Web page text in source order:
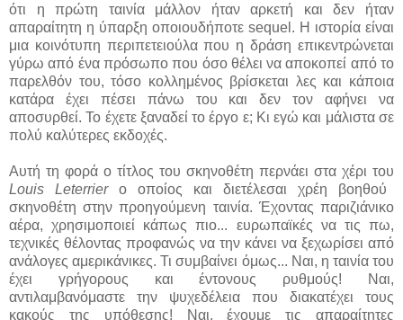
ότι η πρώτη ταινία μάλλον ήταν αρκετή και δεν ήταν
απαραίτητη η ύπαρξη οποιουδήποτε sequel. Η ιστορία είναι
μια κοινότυπη περιπετειούλα που η δράση επικεντρώνεται
γύρω από ένα πρόσωπο που όσο θέλει να αποκοπεί από το
παρελθόν του, τόσο κολλημένος βρίσκεται λες και κάποια
κατάρα έχει πέσει πάνω του και δεν τον αφήνει να
αποσυρθεί. Το έχετε ξαναδεί το έργο ε; Κι εγώ και μάλιστα σε
πολύ καλύτερες εκδοχές.
Αυτή τη φορά ο τίτλος του σκηνοθέτη περνάει στα χέρι του
Louis Leterrierο οποίος και διετέλεσαι χρέη βοηθού
σκηνοθέτη στην προηγούμενη ταινία. Έχοντας παριζιάνικο
αέρα, χρησιμοποιεί κάπως πιο... ευρωπαϊκές να τις πω,
τεχνικές θέλοντας προφανώς να την κάνει να ξεχωρίσει από
ανάλογες αμερικάνικες. Τι συμβαίνει όμως... Ναι, η ταινία του
έχει γρήγορους και έντονους ρυθμούς! Ναι,
αντιλαμβανόμαστε την ψυχεδέλεια που διακατέχει τους
κακούς της υπόθεσης! Ναι, έχουμε τις απαραίτητες